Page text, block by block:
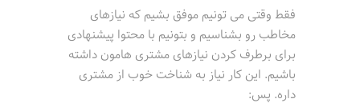
فقط وقتی می تونیم موفق بشیم که نیازهای
مخاطب رو بشناسیم و بتونیم با محتوا پیشنهادی
برای برطرف کردن نیازهای مشتری هامون داشته
باشیم. این کار نیاز به شناخت خوب از مشتری
داره. پس: